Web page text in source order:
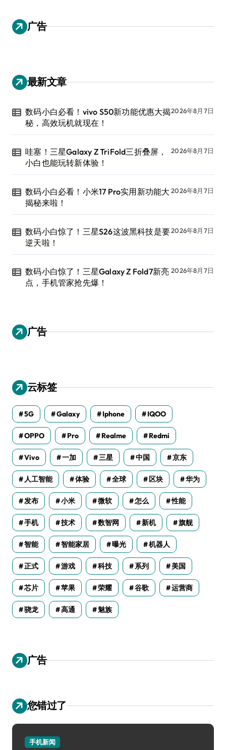
广告
最新文章
数码小白必看！vivo S50新功能优惠大揭
秘，高效玩机就现在！
2026年8月7日
哇塞！三星Galaxy Z TriFold三折叠屏，
小白也能玩转新体验！
2026年8月7日
数码小白必看！小米17 Pro实用新功能大
揭秘来啦！
2026年8月7日
数码小白惊了！三星S26这波黑科技是要
逆天啦！
2026年8月7日
数码小白惊了！三星Galaxy Z Fold7新亮
点，手机管家抢先爆！
2026年8月7日
广告
云标签
5G Galaxy Iphone IQOO
OPPO Pro Realme Redmi
Vivo 一加 三星 中国 京东
人工智能 体验 全球 区块 华为
发布 小米 微软 怎么 性能
手机 技术 数智网 新机 旗舰
智能 智能家居 曝光 机器人
正式 游戏 科技 系列 美国
芯片 苹果 荣耀 谷歌 运营商
骁龙 高通 魅族
广告
您错过了
手机新闻